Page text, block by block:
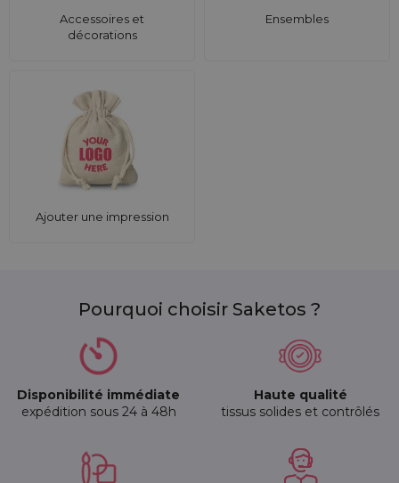
Accessoires et
décorations
Ensembles
Ajouter une impression
Pourquoi choisir Saketos ?
Disponibilité immédiate
expédition sous 24 à 48h
Haute qualité
tissus solides et contrôlés